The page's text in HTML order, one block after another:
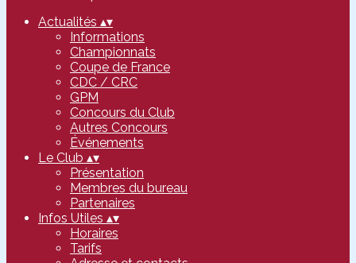
Actualités ▴▾
Informations
Championnats
Coupe de France
CDC / CRC
GPM
Concours du Club
Autres Concours
Événements
Le Club ▴▾
Présentation
Membres du bureau
Partenaires
Infos Utiles ▴▾
Horaires
Tarifs